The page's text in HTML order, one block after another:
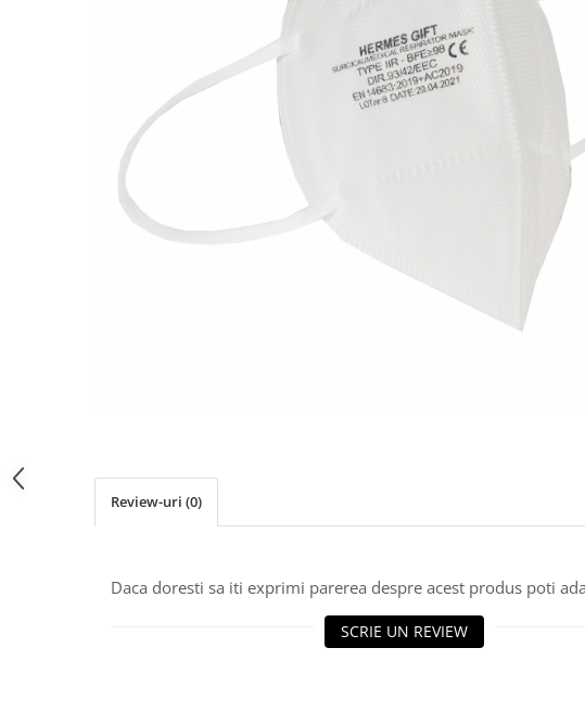
CEARA | SEALANT | TRATAMENTE
PROTECTIE | COATING CERAMIC
POLISH | SLEFUIRE | BURETI
LAVETE | PROSOAPE
ACCESORII | ECHIPAMENTE |
Review-uri (0)
Daca doresti sa iti exprimi parerea despre acest produs poti
SCRIE UN REVIEW